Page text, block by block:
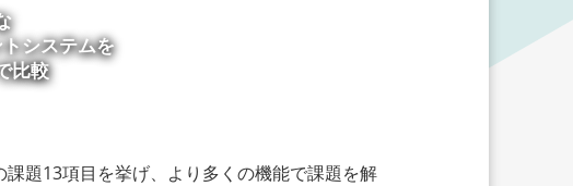
システムを
比較
題13項目を挙げ、より多くの機能で課題を解